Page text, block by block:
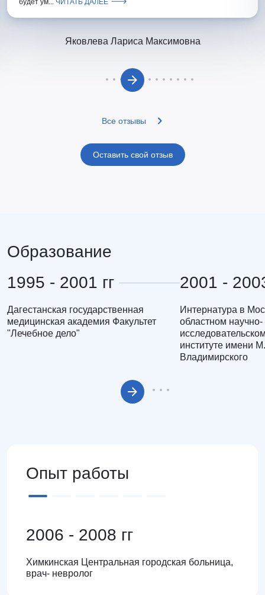
будет ум... ЧИТАТЬ ДАЛЕЕ
Яковлева Лариса Максимовна
Все отзывы
Оставить свой отзыв
Образование
1995 - 2001 гг
Дагестанская государственная
медицинская академия Факультет
"Лечебное дело"
2001 -
Интернатура в
областном научно-
институте имени
Владимирского
Опыт работы
2006 - 2008 гг
Химкинская Центральная городская больница,
врач- невролог